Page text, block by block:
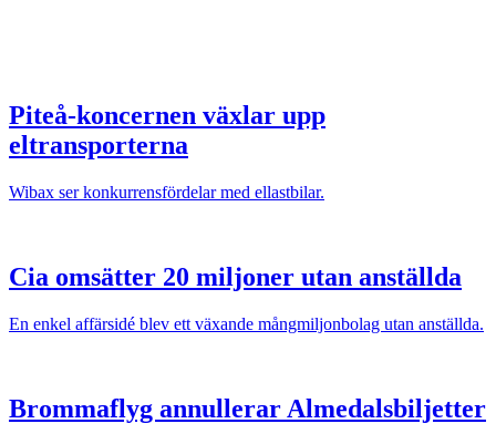
Piteå-koncernen växlar upp
eltransporterna
Wibax ser konkurrensfördelar med ellastbilar.
Cia omsätter 20 miljoner utan anställda
En enkel affärsidé blev ett växande mångmiljonbolag utan anställda.
Brommaflyg annullerar Almedalsbiljetter